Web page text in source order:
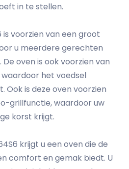
in te stellen.
is voorzien van een groot
u meerdere gerechten
oven is ook voorzien van
het voedsel
Ook is deze oven voorzien
grillfunctie, waardoor uw
korst krijgt.
krijgt u een oven die de
comfort en gemak biedt. U